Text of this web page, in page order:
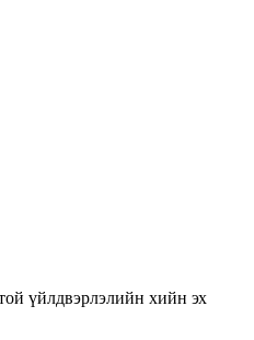
үйлдвэрлэлийн хийн эх